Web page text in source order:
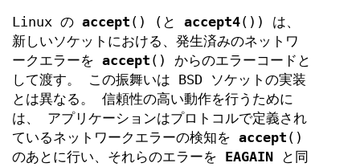
Linux の accept () (と accept4()) は、
新しいソケットにおける、発生済みのネットワ
ークエラーを accept () からのエラーコードと
して渡す。 この振舞いは BSD ソケットの実装
とは異なる。 信頼性の高い動作を行うために
は、 アプリケーションはプロトコルで定義され
ているネットワークエラーの検知を accept ()
のあとに行い、それらのエラーを EAGAIN と同